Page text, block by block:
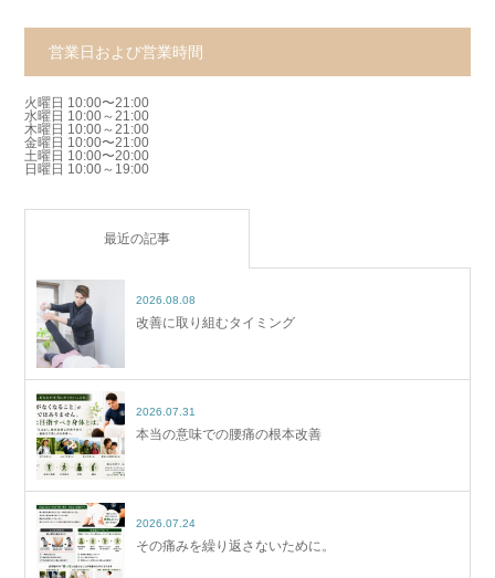
営業日および営業時間
火曜日 10:00〜21:00
水曜日 10:00～21:00
木曜日 10:00～21:00
金曜日 10:00〜21:00
土曜日 10:00〜20:00
日曜日 10:00～19:00
最近の記事
2026.08.08
改善に取り組むタイミング
2026.07.31
本当の意味での腰痛の根本改善
2026.07.24
その痛みを繰り返さないために。